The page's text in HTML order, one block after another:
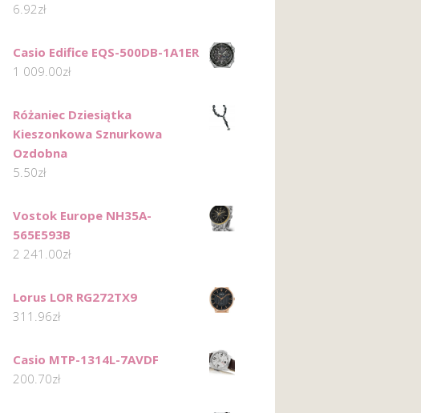
6.92zł
Casio Edifice EQS-500DB-1A1ER
1 009.00zł
Różaniec Dziesiątka
Kieszonkowa Sznurkowa
Ozdobna
5.50zł
Vostok Europe NH35A-
565E593B
2 241.00zł
Lorus LOR RG272TX9
311.96zł
Casio MTP-1314L-7AVDF
200.70zł